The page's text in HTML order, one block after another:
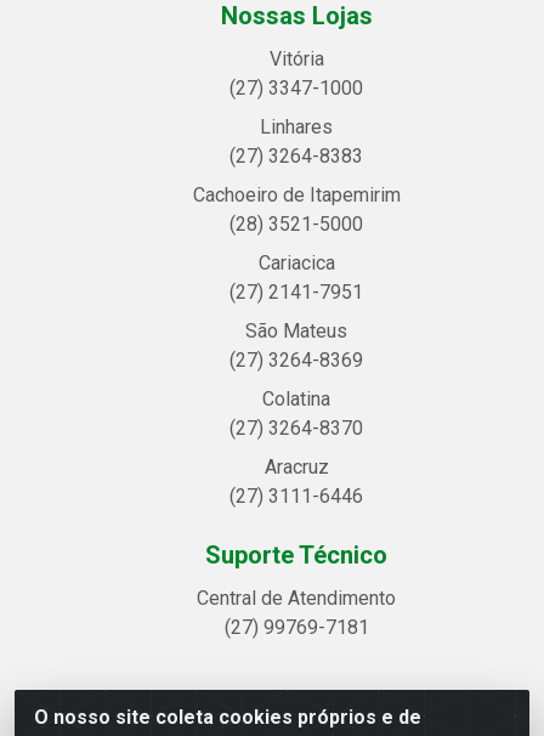
O nosso site coleta cookies próprios e de
Nossas Lojas
Vitória
(27) 3347-1000
Linhares
(27) 3264-8383
Cachoeiro de Itapemirim
(28) 3521-5000
Cariacica
(27) 2141-7951
São Mateus
(27) 3264-8369
Colatina
(27) 3264-8370
Aracruz
(27) 3111-6446
Suporte Técnico
Central de Atendimento
(27) 99769-7181